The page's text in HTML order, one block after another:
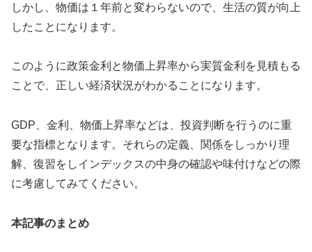
しかし、物価は１年前と変わらないので、生活の質が向上
したことになります。
このように政策金利と物価上昇率から実質金利を見積もる
ことで、正しい経済状況がわかることになります。
GDP、金利、物価上昇率などは、投資判断を行うのに重
要な指標となります。それらの定義、関係をしっかり理
解、復習をしインデックスの中身の確認や味付けなどの際
に考慮してみてください。
本記事のまとめ